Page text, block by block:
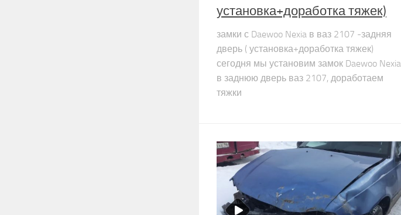
установка+доработка тяжек)
замки с Daewoo Nexia в ваз 2107 -задняя
дверь ( установка+доработка тяжек)
сегодня мы установим замок Daewoo Nexia
в заднюю дверь ваз 2107, доработаем
тяжки